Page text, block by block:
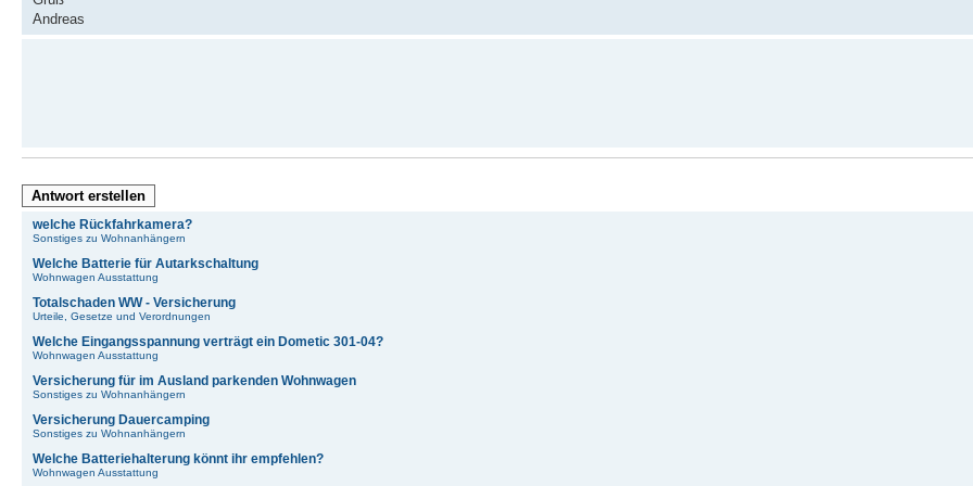
Andreas
Antwort erstellen
welche Rückfahrkamera?
Sonstiges zu Wohnanhängern
Welche Batterie für Autarkschaltung
Wohnwagen Ausstattung
Totalschaden WW - Versicherung
Urteile, Gesetze und Verordnungen
Welche Eingangsspannung verträgt ein Dometic 301-04?
Wohnwagen Ausstattung
Versicherung für im Ausland parkenden Wohnwagen
Sonstiges zu Wohnanhängern
Versicherung Dauercamping
Sonstiges zu Wohnanhängern
Welche Batteriehalterung könnt ihr empfehlen?
Wohnwagen Ausstattung